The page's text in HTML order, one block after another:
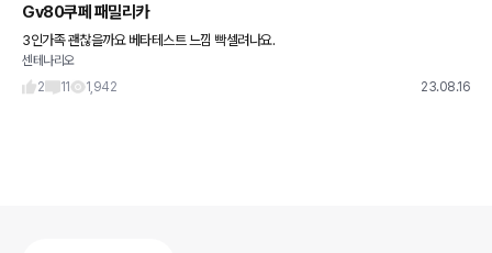
Gv80쿠페 패밀리카
3인가족 괜찮을까요 베타테스트 느낌 빡셀려나요.
센테나리오
2
11 1,942 23.08.16